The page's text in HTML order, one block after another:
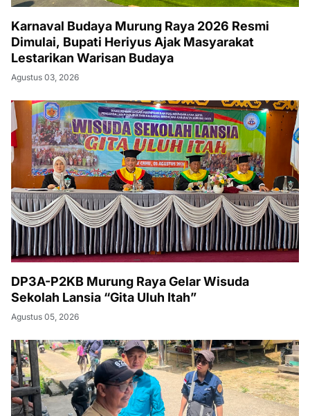
Karnaval Budaya Murung Raya 2026 Resmi
Dimulai, Bupati Heriyus Ajak Masyarakat
Lestarikan Warisan Budaya
Agustus 03, 2026
DP3A-P2KB Murung Raya Gelar Wisuda
Sekolah Lansia “Gita Uluh Itah”
Agustus 05, 2026